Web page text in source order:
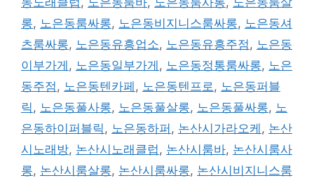
롱, 노은동룸싸롱, 노은동비지니스룸싸롱, 노은동셔
츠룸싸롱, 노은동유흥업소, 노은동유흥주점 , 노은동
이부가게 , 노은동일부가게 , 노은동정통룸싸롱, 노은
동주점 , 노은동텐카페 , 노은동텐프로 , 노은동퍼블
릭 , 노은동풀사롱, 노은동풀살롱, 노은동풀싸롱, 노
은동하이퍼블릭 , 노은동하퍼 , 논산시가라오케 , 논산
시노래방, 논산시노래클럽 , 논산시룸바, 논산시룸사
롱, 논산시룸살롱, 논산시룸싸롱, 논산시비지니스룸